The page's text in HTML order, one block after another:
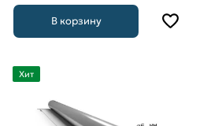
В корзину
Хит